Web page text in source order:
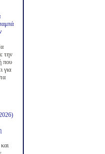
την
που
για